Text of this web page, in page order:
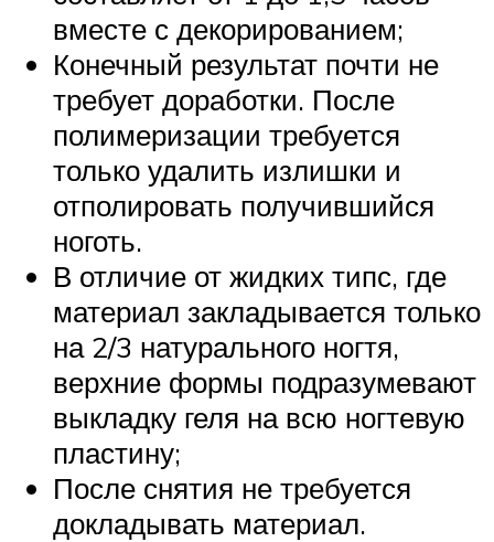
вместе с декорированием;
Конечный результат почти не
требует доработки. После
полимеризации требуется
только удалить излишки и
отполировать получившийся
ноготь.
В отличие от жидких типс, где
материал закладывается только
на 2/3 натурального ногтя,
верхние формы подразумевают
выкладку геля на всю ногтевую
пластину;
После снятия не требуется
докладывать материал.